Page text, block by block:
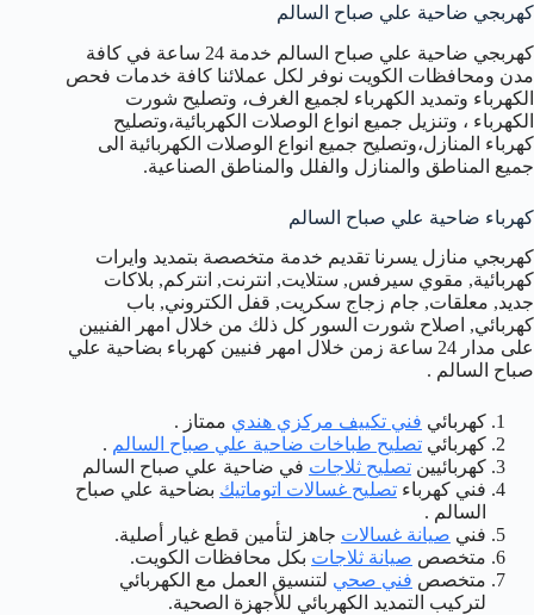
كهربجي ضاحية علي صباح السالم
كهربجي ضاحية علي صباح السالم خدمة 24 ساعة في كافة
مدن ومحافظات الكويت نوفر لكل عملائنا كافة خدمات فحص
الكهرباء وتمديد الكهرباء لجميع الغرف، وتصليح شورت
الكهرباء ، وتنزيل جميع انواع الوصلات الكهربائية،وتصليح
كهرباء المنازل،وتصليح جميع انواع الوصلات الكهربائية الى
جميع المناطق والمنازل والفلل والمناطق الصناعية.
كهرباء ضاحية علي صباح السالم
كهربجي منازل يسرنا تقديم خدمة متخصصة بتمديد وايرات
كهربائية, مقوي سيرفس, ستلايت, انترنت, انتركم, بلاكات
جديد, معلقات, جام زجاج سكريت, قفل الكتروني, باب
كهربائي, اصلاح شورت السور كل ذلك من خلال امهر الفنيين
على مدار 24 ساعة زمن خلال امهر فنيين كهرباء بضاحية علي
صباح السالم .
كهربائي فني تكييف مركزي هندي ممتاز .
كهربائي تصليح طباخات ضاحية علي صباح السالم .
كهربائيين تصليح ثلاجات في ضاحية علي صباح السالم
فني كهرباء تصليح غسالات اتوماتيك بضاحية علي صباح
السالم .
فني صيانة غسالات جاهز لتأمين قطع غيار أصلية.
متخصص صيانة ثلاجات بكل محافظات الكويت.
متخصص فني صحي لتنسيق العمل مع الكهربائي
لتركيب التمديد الكهربائي للأجهزة الصحية.